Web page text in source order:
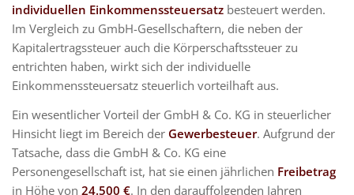
individuellen Einkommenssteuersatz besteuert werden.
Im Vergleich zu GmbH-Gesellschaftern, die neben der
Kapitalertragssteuer auch die Körperschaftssteuer zu
entrichten haben, wirkt sich der individuelle
Einkommenssteuersatz steuerlich vorteilhaft aus.
Ein wesentlicher Vorteil der GmbH & Co. KG in steuerlicher
Hinsicht liegt im Bereich der Gewerbesteuer. Aufgrund der
Tatsache, dass die GmbH & Co. KG eine
Personengesellschaft ist, hat sie einen jährlichen Freibetrag
in Höhe von 24.500 €. In den darauffolgenden Jahren